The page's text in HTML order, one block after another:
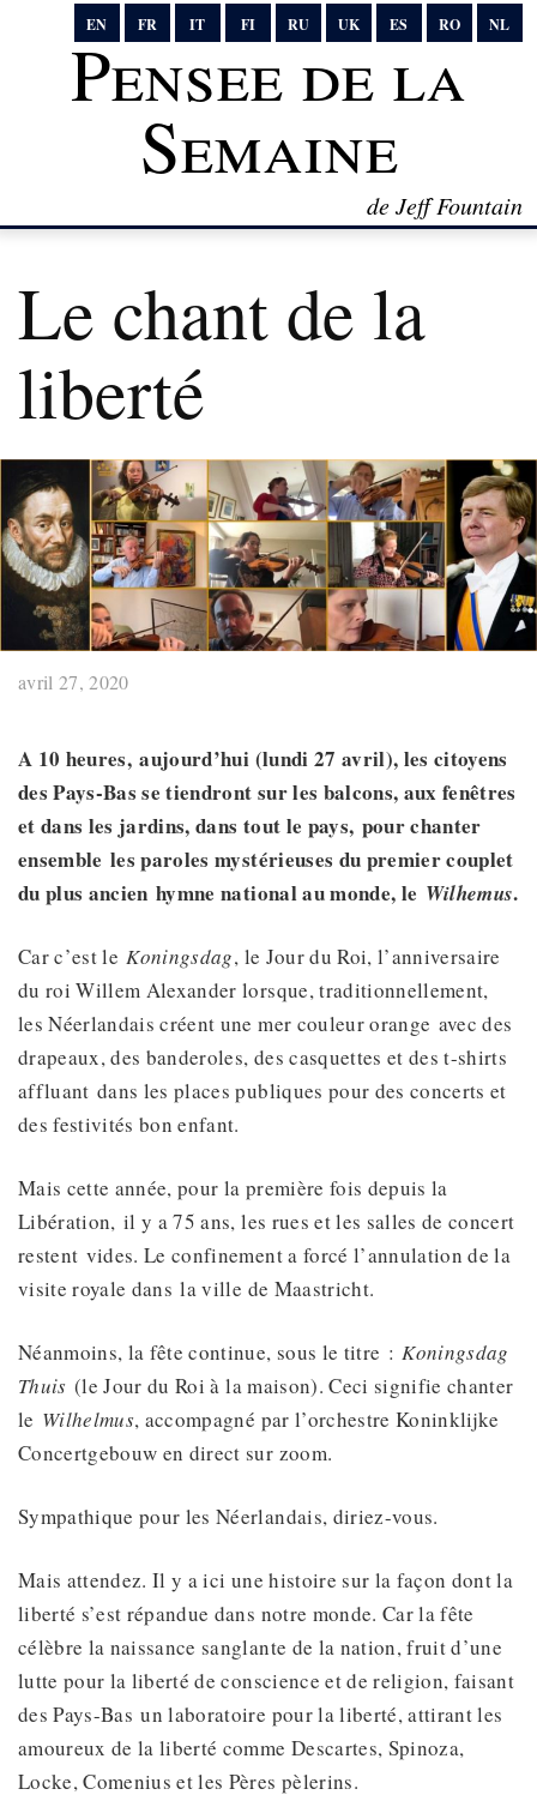
EN FR IT FI RU UK ES RO NL
Pensee de la
Semaine
de Jeff Fountain
Le chant de la
liberté
avril 27, 2020
A 10 heures, aujourd’hui (lundi 27 avril), les citoyens
des Pays-Bas se tiendront sur les balcons, aux fenêtres
et dans les jardins, dans tout le pays, pour chanter
ensembleles paroles mystérieuses du premier couplet
du plus ancienhymne national au monde, le Wilhemus.
Car c’est leKoningsdag, le Jour du Roi, l’anniversaire
du roi Willem Alexander lorsque, traditionnellement,
les Néerlandais créent une mer couleur orange avec des
drapeaux, des banderoles, des casquettes et des t-shirts
affluant dans les places publiques pour des concerts et
des festivités bon enfant.
Mais cette année, pour la première fois depuis la
Libération, il y a 75 ans, les rues et les salles de concert
restent vides. Le confinement a forcé l’annulation de la
visite royale dans la ville de Maastricht.
Néanmoins, la fête continue, sous le titre :Koningsdag
Thuis(le Jour du Roi à la maison). Ceci signifie chanter
le Wilhelmus, accompagné par l’orchestre Koninklijke
Concertgebouw en direct sur zoom.
Sympathique pour les Néerlandais, diriez-vous.
Mais attendez. Il y a ici une histoire sur la façon dont la
liberté s’est répandue dans notre monde. Car la fête
célèbre la naissance sanglante de la nation, fruit d’une
lutte pour la liberté de conscience et de religion, faisant
des Pays-Bas un laboratoire pour la liberté, attirant les
amoureux de la liberté comme Descartes, Spinoza,
Locke, Comenius et les Pères pèlerins.